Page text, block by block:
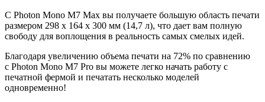
С Photon Mono M7 Max вы получаете большую область печати
размером 298 x 164 x 300 мм (14,7 л), что дает вам полную
свободу для воплощения в реальность самых смелых идей.
Благодаря увеличению объема печати на 72% по сравнению
с Photon Mono M7 Pro вы можете легко начать работу с
печатной фермой и печатать несколько моделей
одновременно!